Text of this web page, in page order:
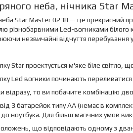
неба, нічника Star
Star Master 0238 — це прекрасний
різнобарвними Led-вогниками
незвичайні відчуття перебування
Star проектується м'яке біле світло,
Led вогники починають
відразу, то ви побачите комбінацію
3 батарейок типу АА (немає в
ноутбука. Для більш магічних умов
що відповідають одному з